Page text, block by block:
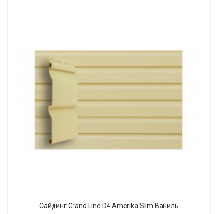
Сайдинг Grand Line D4 Amerika Slim Ваниль